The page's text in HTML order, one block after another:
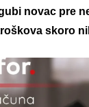
novac pre
skoro